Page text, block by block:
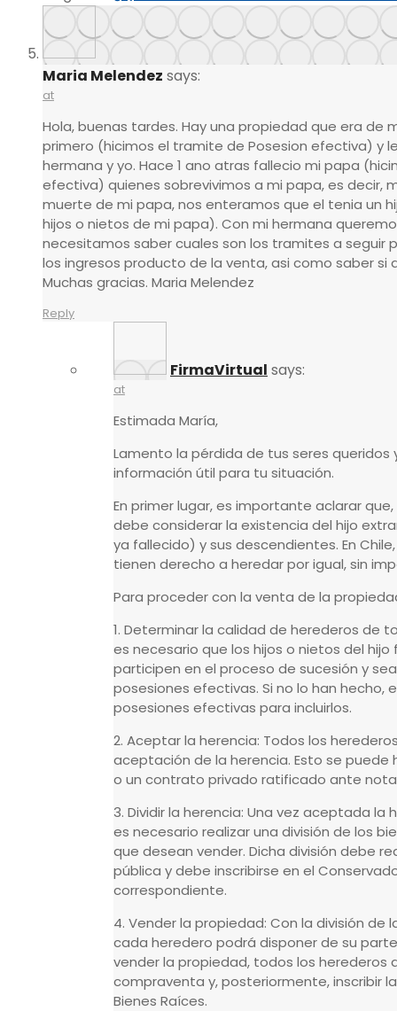
Maria Melendez says:
at
Hola, buenas tardes. Hay una propiedad que era de
primero (hicimos el tramite de Posesion efectiva) y
hermana y yo. Hace 1 ano atras fallecio mi papa
efectiva) quienes sobrevivimos a mi papa, es decir,
muerte de mi papa, nos enteramos que el tenia un
hijos o nietos de mi papa). Con mi hermana
necesitamos saber cuales son los tramites a seguir
los ingresos producto de la venta, asi como saber si
Muchas gracias. Maria Melendez
Reply
FirmaVirtual says:
at
Estimada María,
Lamento la pérdida de tus seres
información útil para tu situación.
En primer lugar, es importante aclarar
debe considerar la existencia del hijo
ya fallecido) y sus descendientes. En
tienen derecho a heredar por igual, sin
Para proceder con la venta de la
1. Determinar la calidad de herederos de
es necesario que los hijos o nietos del
participen en el proceso de sucesión y
posesiones efectivas. Si no lo han hecho,
posesiones efectivas para incluirlos.
2. Aceptar la herencia: Todos los
aceptación de la herencia. Esto se
o un contrato privado ratificado ante
3. Dividir la herencia: Una vez aceptada
es necesario realizar una división de los
que desean vender. Dicha división debe
pública y debe inscribirse en el
correspondiente.
4. Vender la propiedad: Con la división de
cada heredero podrá disponer de su
vender la propiedad, todos los herederos
compraventa y, posteriormente, inscribir
Bienes Raíces.